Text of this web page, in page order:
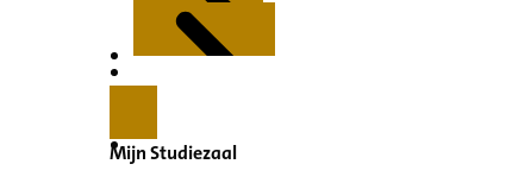
Inventaris
Mijn Studiezaal